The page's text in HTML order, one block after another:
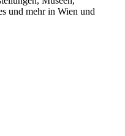
und mehr in Wien und